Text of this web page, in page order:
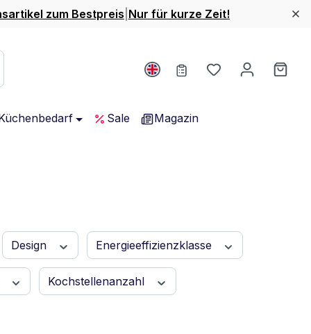
zum Bestpreis Nur für kurze Zeit!
Du hast 0
Sale Magazin
Design Energieeffizienzklasse
Kochstellenanzahl